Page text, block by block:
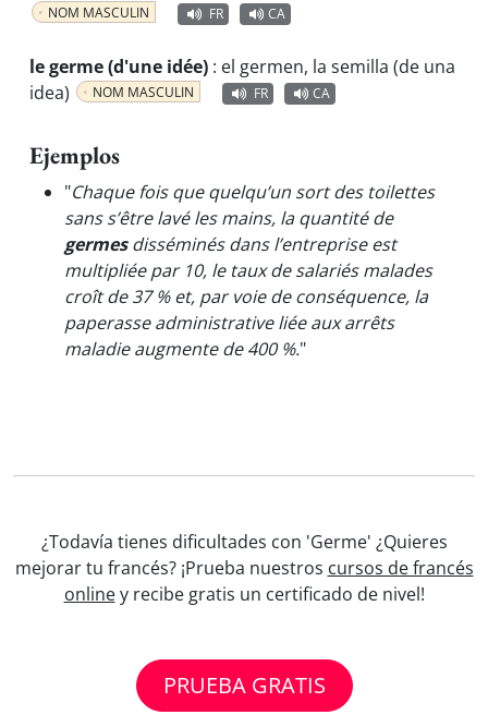
NOM MASCULIN FR CA
le germe (d'une idée) : el germen, la semilla (de una
idea)
NOM MASCULIN FR CA
Ejemplos
"Chaque fois que quelqu’un sort des toilettes
sans s’être lavé les mains, la quantité de
germesdisséminés dans l’entreprise est
multipliée par 10, le taux de salariés malades
croît de 37 % et, par voie de conséquence, la
paperasse administrative liée aux arrêts
maladie augmente de 400 %."
¿Todavía tienes dificultades con 'Germe' ¿Quieres
mejorar tu francés? ¡Prueba nuestros cursos de francés
onliney recibe gratis un certificado de nivel!
PRUEBA GRATIS